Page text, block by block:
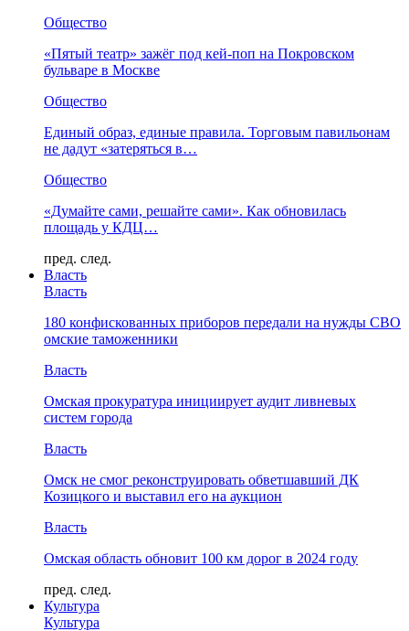
Общество
«Пятый театр» зажёг под кей-поп на Покровском
бульваре в Москве
Общество
Единый образ, единые правила. Торговым павильонам
не дадут «затеряться в…
Общество
«Думайте сами, решайте сами». Как обновилась
площадь у КДЦ…
пред. след.
Власть
Власть
180 конфискованных приборов передали на нужды СВО
омские таможенники
Власть
Омская прокуратура инициирует аудит ливневых
систем города
Власть
Омск не смог реконструировать обветшавший ДК
Козицкого и выставил его на аукцион
Власть
Омская область обновит 100 км дорог в 2024 году
пред. след.
Культура
Культура